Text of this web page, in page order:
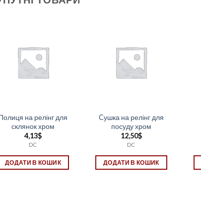
на релінг для
склянок хром
4,13$
DC
ДОДАТИ В КОШИК
Cушка на релінг для
посуду хром
12,50$
DC
ДОДАТИ В КОШИК